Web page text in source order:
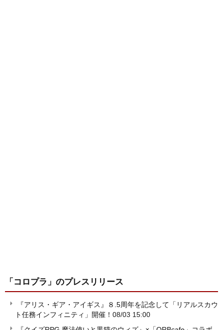
「コロプラ」 のプレスリリース
『アリス・ギア・アイギス』８.5周年を記念して「リアルスカウ
ト任務インフィニティ」開催！ 08/03 15:00